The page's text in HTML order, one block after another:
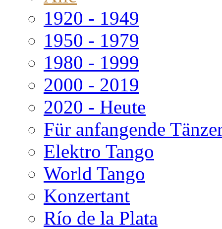
1920 - 1949
1950 - 1979
1980 - 1999
2000 - 2019
2020 - Heute
Für anfangende
Elektro Tango
World Tango
Konzertant
Río de la Plata